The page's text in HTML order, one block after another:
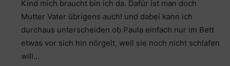
Kind mich braucht bin ich da. Dafür ist man doch
Mutter Vater übrigens auch! und dabei kann ich
durchaus unterscheiden ob Paula einfach nur im Bett
etwas vor sich hin nörgelt, weil sie noch nicht schlafen
will…